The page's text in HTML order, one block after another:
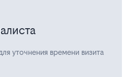
уточнения времени визита